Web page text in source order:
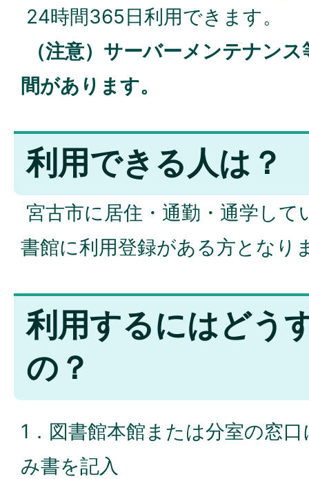
24時間365日利用できます。
（注意）サーバーメンテナン
間があります。
利用できる人は？
宮古市に居住・通勤・通学して
書館に利用登録がある方となり
利用するにはどう
の？
1．図書館本館または分室の窓
み書を記入